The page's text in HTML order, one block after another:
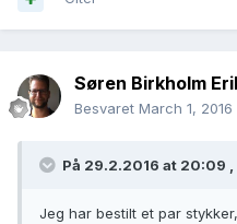
Søren Birkholm
Besvaret March 1, 2016
På 29.2.2016 at 20:09 ,
Jeg har bestilt et par